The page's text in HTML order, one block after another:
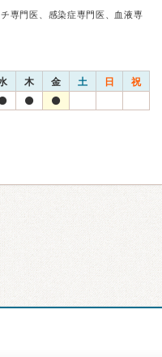
専門医、感染症専門医、血液専
木 金 土 日 祝